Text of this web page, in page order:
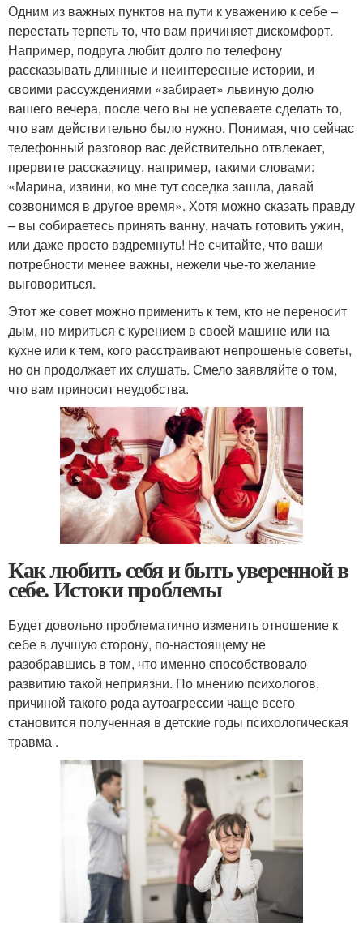
Одним из важных пунктов на пути к уважению к себе –
перестать терпеть то, что вам причиняет дискомфорт.
Например, подруга любит долго по телефону
рассказывать длинные и неинтересные истории, и
своими рассуждениями «забирает» львиную долю
вашего вечера, после чего вы не успеваете сделать то,
что вам действительно было нужно. Понимая, что сейчас
телефонный разговор вас действительно отвлекает,
прервите рассказчицу, например, такими словами:
«Марина, извини, ко мне тут соседка зашла, давай
созвонимся в другое время». Хотя можно сказать правду
– вы собираетесь принять ванну, начать готовить ужин,
или даже просто вздремнуть! Не считайте, что ваши
потребности менее важны, нежели чье-то желание
выговориться.
Этот же совет можно применить к тем, кто не переносит
дым, но мириться с курением в своей машине или на
кухне или к тем, кого расстраивают непрошеные советы,
но он продолжает их слушать. Смело заявляйте о том,
что вам приносит неудобства.
Как любить себя и быть уверенной в
себе. Истоки проблемы
Будет довольно проблематично изменить отношение к
себе в лучшую сторону, по-настоящему не
разобравшись в том, что именно способствовало
развитию такой неприязни. По мнению психологов,
причиной такого рода аутоагрессии чаще всего
становится полученная в детские годы психологическая
травма .